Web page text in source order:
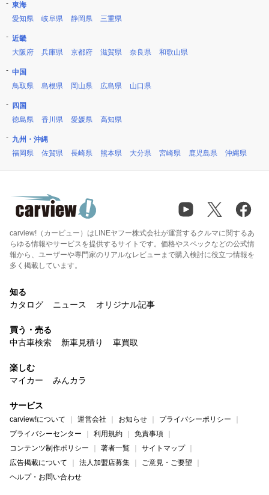
東海
愛知県
岐阜県 静岡県 三重県
近畿
大阪府
兵庫県 京都府 滋賀県 奈良県 和歌山県
中国
鳥取県
島根県 岡山県 広島県 山口県
四国
徳島県
香川県 愛媛県 高知県
九州・沖縄
福岡県
佐賀県 長崎県 熊本県 大分県 宮崎県 鹿児島県 沖縄県
carview!（カービュー）はLINEヤフー株式会社が運営するクルマに関するあ
らゆる情報やサービスを提供するサイトです。価格やスペックなどの公式情
報から、ユーザーや専門家のリアルなレビューまで購入検討に役立つ情報を
多く掲載しています。
知る
カタログ
ニュース オリジナル記事
買う・売る
中古車検索
新車見積り 車買取
楽しむ
マイカー
みんカラ
サービス
carview!について 運営会社 お知らせ
プライバシーポリシー
プライバシーセンター
利用規約
免責事項
コンテンツ制作ポリシー
著者一覧
サイトマップ
広告掲載について
法人加盟店募集
ご意見・ご要望
ヘルプ・お問い合わせ